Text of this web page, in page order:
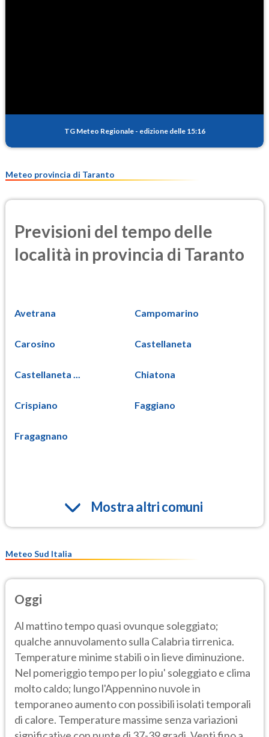
TG Meteo Regionale - edizione delle 15:16
Meteo provincia di Taranto
Previsioni del tempo delle
località in provincia di Taranto
Avetrana Campomarino
Carosino Castellaneta
Castellaneta ... Chiatona
Crispiano Faggiano
Fragagnano
Mostra altri comuni
Meteo Sud Italia
Oggi
Al mattino tempo quasi ovunque soleggiato;
qualche annuvolamento sulla Calabria tirrenica.
Temperature minime stabili o in lieve diminuzione.
Nel pomeriggio tempo per lo piu' soleggiato e clima
molto caldo; lungo l'Appennino nuvole in
temporaneo aumento con possibili isolati temporali
di calore. Temperature massime senza variazioni